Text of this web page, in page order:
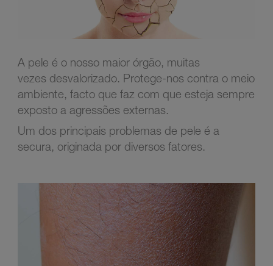
A pele é o nosso maior órgão, muitas
vezes desvalorizado. Protege-nos contra o meio
ambiente, facto que faz com que esteja sempre
exposto a agressões externas.
Um dos principais problemas de pele é a
secura, originada por diversos fatores.